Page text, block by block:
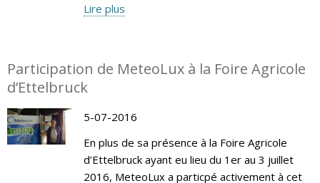
Lire plus
Participation de MeteoLux à la Foire Agricole
d’Ettelbruck
5-07-2016
En plus de sa présence à la Foire Agricole
d’Ettelbruck ayant eu lieu du 1er au 3 juillet
2016, MeteoLux a particpé activement à cet